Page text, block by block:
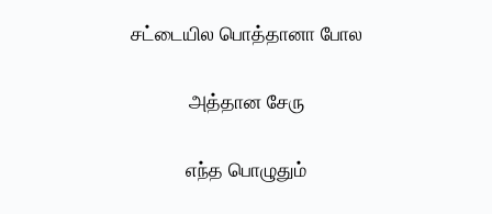
சட்டையில பொத்தானா போல
அத்தான சேரு
எந்த பொழுதும்